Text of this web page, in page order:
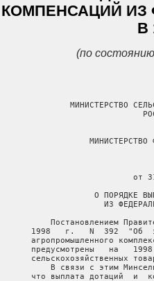
КОМПЕНСАЦИЙ
В
(по